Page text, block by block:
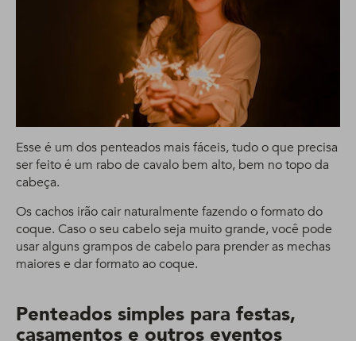
Esse é um dos penteados mais fáceis, tudo o que precisa
ser feito é um rabo de cavalo bem alto, bem no topo da
cabeça.
Os cachos irão cair naturalmente fazendo o formato do
coque. Caso o seu cabelo seja muito grande, você pode
usar alguns grampos de cabelo para prender as mechas
maiores e dar formato ao coque.
Penteados simples para festas,
casamentos e outros eventos